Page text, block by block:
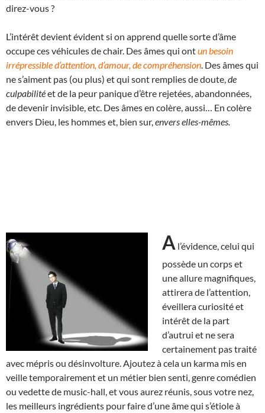
direz-vous ?
L’intérêt devient évident si on apprend quelle sorte d’âme
occupe ces véhicules de chair. Des âmes qui ontun besoin
irrépressible d’attention, d’amour, de compréhension . Des âmes qui
ne s’aiment pas (ou plus) et qui sont remplies de doute, de
culpabilitéet de la peur panique d’être rejetées, abandonnées,
de devenir invisible, etc. Des âmes en colère, aussi… En colère
envers Dieu, les hommes et, bien sur, envers elles-mêmes.
A l’évidence, celui qui
possède un corps et
une allure magnifiques,
attirera de l’attention,
éveillera curiosité et
intérêt de la part
d’autrui et ne sera
certainement pas traité
avec mépris ou désinvolture. Ajoutez à cela un karma mis en
veille temporairement et un métier bien senti, genre comédien
ou vedette de music-hall, et vous aurez réunis, sous votre nez,
les meilleurs ingrédients pour faire d’une âme qui s’étiole à